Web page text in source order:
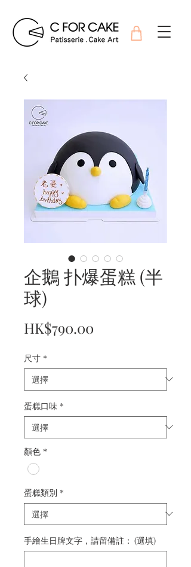
企鵝 扑爆蛋糕 (半
球)
HK$790.00
尺寸 *
蛋糕口味 *
顏色 *
蛋糕類別 *
手繪生日牌文字，請留備註： (選填)